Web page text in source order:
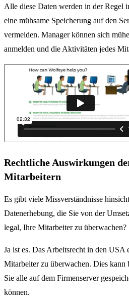
Alle diese Daten werden in der Regel
eine mühsame Speicherung auf den
vermeiden. Manager können sich
anmelden und die Aktivitäten jedes
Rechtliche Auswirkungen
Mitarbeitern
Es gibt viele Missverständnisse
Datenerhebung, die Sie von der
legal, Ihre Mitarbeiter zu überwachen?
Ja ist es. Das Arbeitsrecht in den USA
Mitarbeiter zu überwachen. Dies kann
Sie alle auf dem Firmenserver
können.